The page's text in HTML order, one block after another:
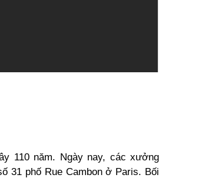
110 năm. Ngày nay, các xưởng
31 phố Rue Cambon ở Paris. Bối